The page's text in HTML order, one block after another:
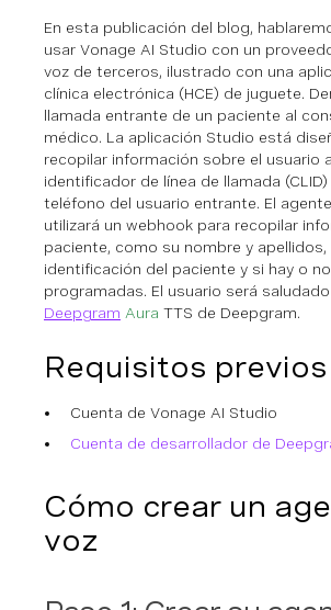
En esta publicación del blog,
usar Vonage AI Studio con un
voz de terceros, ilustrado con una
clínica electrónica (HCE) de juguete.
llamada entrante de un paciente al
médico. La aplicación Studio está
recopilar información sobre el usuario
identificador de línea de llamada
teléfono del usuario entrante. El
utilizará un webhook para recopilar
paciente, como su nombre y apellidos,
identificación del paciente y si hay o
programadas. El usuario será
Deepgram Aura TTS de Deepgram.
Requisitos previos
Cuenta de Vonage AI Studio
Cuenta de desarrollador de
Cómo crear un
voz